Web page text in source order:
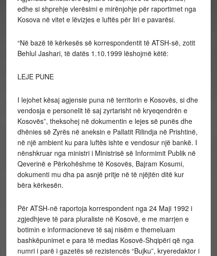
edhe si shprehje vlerësimi e mirënjohje për raportimet nga
Kosova në vitet e lëvizjes e luftës për liri e pavarësi.
“Në bazë të kërkesës së korrespondentit të ATSH-së, zotit
Behlul Jashari, të datës 1.10.1999 lëshojmë këtë:
LEJE PUNE
I lejohet kësaj agjensie puna në territorin e Kosovës, si dhe
vendosja e personelit të saj zyrtarisht në kryeqendrën e
Kosovës”, theksohej në dokumentin e lejes së punës dhe
dhënies së Zyrës në aneksin e Pallatit Rilindja në Prishtinë,
në një ambient ku para luftës ishte e vendosur një bankë. I
nënshkruar nga ministri i Ministrisë së Informimit Publik në
Qeverinë e Përkohëshme të Kosovës, Bajram Kosumi,
dokumenti mu dha pa asnjë pritje në të njëjtën ditë kur
bëra kërkesën.
Për ATSH-në raportoja korrespondent nga 24 Maji 1992 i
zgjedhjeve të para pluraliste në Kosovë, e me marrjen e
botimin e informacioneve të saj nisëm e themeluam
bashkëpunimet e para të medias Kosovë-Shqipëri që nga
numri i parë i gazetës së rezistencës “Bujku”, kryeredaktor i